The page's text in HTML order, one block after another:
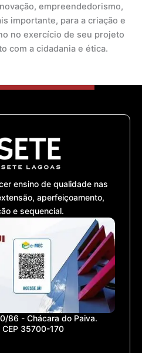
empreendedorismo,
importante, para a criação e
no exercício de seu projeto
com a cidadania e ética.
ensino de qualidade nas
aperfeiçoamento,
e sequencial.
86 - Chácara do Paiva.
35700-170